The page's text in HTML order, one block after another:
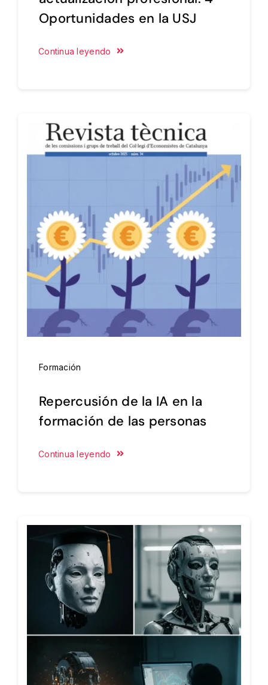
Oportunidades en la USJ
Continua leyendo
Formación
Repercusión de la IA en la
formación de las personas
Continua leyendo